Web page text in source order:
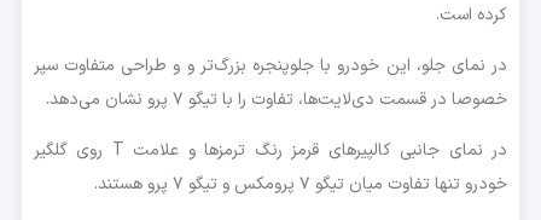
کرده است.
در نمای جلو، این خودرو با جلوپنجره بزرگ‌تر و و طراحی متفاوت سپر
خصوصا در قسمت دی‌لایت‌ها، تفاوت را با تیگو ۷ پرو نشان می‌دهد.
در نمای جانبی کالپیر‌های قرمز رنگ ترمزها و علامت T روی گلگیر
خودرو تنها تفاوت میان تیگو ۷ پرومکس و تیگو ۷ پرو هستند.